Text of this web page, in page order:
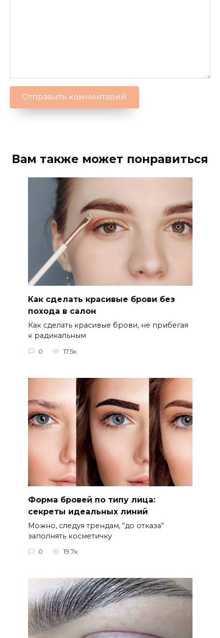
Вам также может понравиться
Как сделать красивые брови без
похода в салон
Как сделать красивые брови, не прибегая
к радикальным
0 17.5к.
Форма бровей по типу лица:
секреты идеальных линий
Можно, следуя трендам, “до отказа”
заполнять косметичку
0 19.7к.